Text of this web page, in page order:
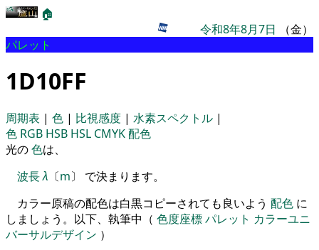
🏠
令和8年8月7日 （金）
パレット
1D10FF
周期表 | 色 | 比視感度 | 水素スペクトル |
色 RGB HSB HSL CMYK配色
光の色は、
波長λ 〔m〕 で決まります。
カラー原稿の配色は白黒コピーされても良いよう 配色 に
しましょう。以下、執筆中（ 色度座標パレット カラーユニ
バーサルデザイン ）